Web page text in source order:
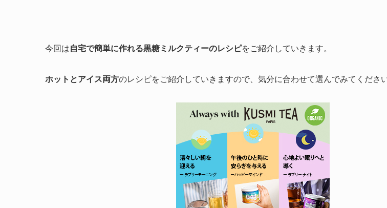
今回は自宅で簡単に作れる黒糖ミルクティーのレシピをご紹介していきます。
ホットとアイス両方のレシピをご紹介していきますので、気分に合わせて選んでみてください